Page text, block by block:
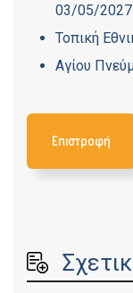
03/05/2027
Τοπική
Αγίου
Επιστροφή